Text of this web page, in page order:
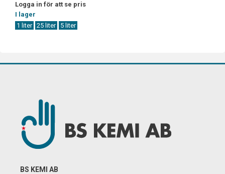
Logga in för att se pris
I lager
1 liter 25 liter 5 liter
BS KEMI AB